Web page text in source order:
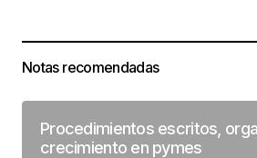
Notas recomendadas
Procedimientos escritos,
crecimiento en pymes